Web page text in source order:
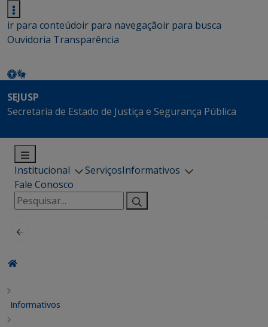
ir para conteúdoir para navegaçãoir para busca
Ouvidoria Transparência
SEJUSP
Secretaria de Estado de Justiça e Segurança Pública
Institucional ServiçosInformativos
Fale Conosco
Pesquisar
por:
Informativos